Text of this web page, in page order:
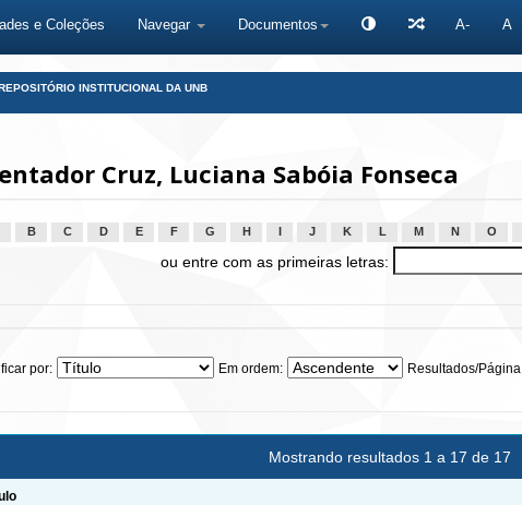
e Coleções Navegar Documentos A- A
INSTITUCIONAL DA UNB
Cruz, Luciana Sabóia Fonseca
B C D E F G H J K L M N O
ou entre com as primeiras letras:
por: Em ordem: Resultados/Página
Mostrando resultados 1 a 17 de 17